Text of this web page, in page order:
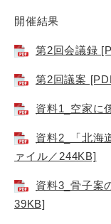
開催結果
第2回会議録
第2回議案
資料1_空家に
資料2_「北海
ァイル／244KB]
資料3_骨子案
39KB]